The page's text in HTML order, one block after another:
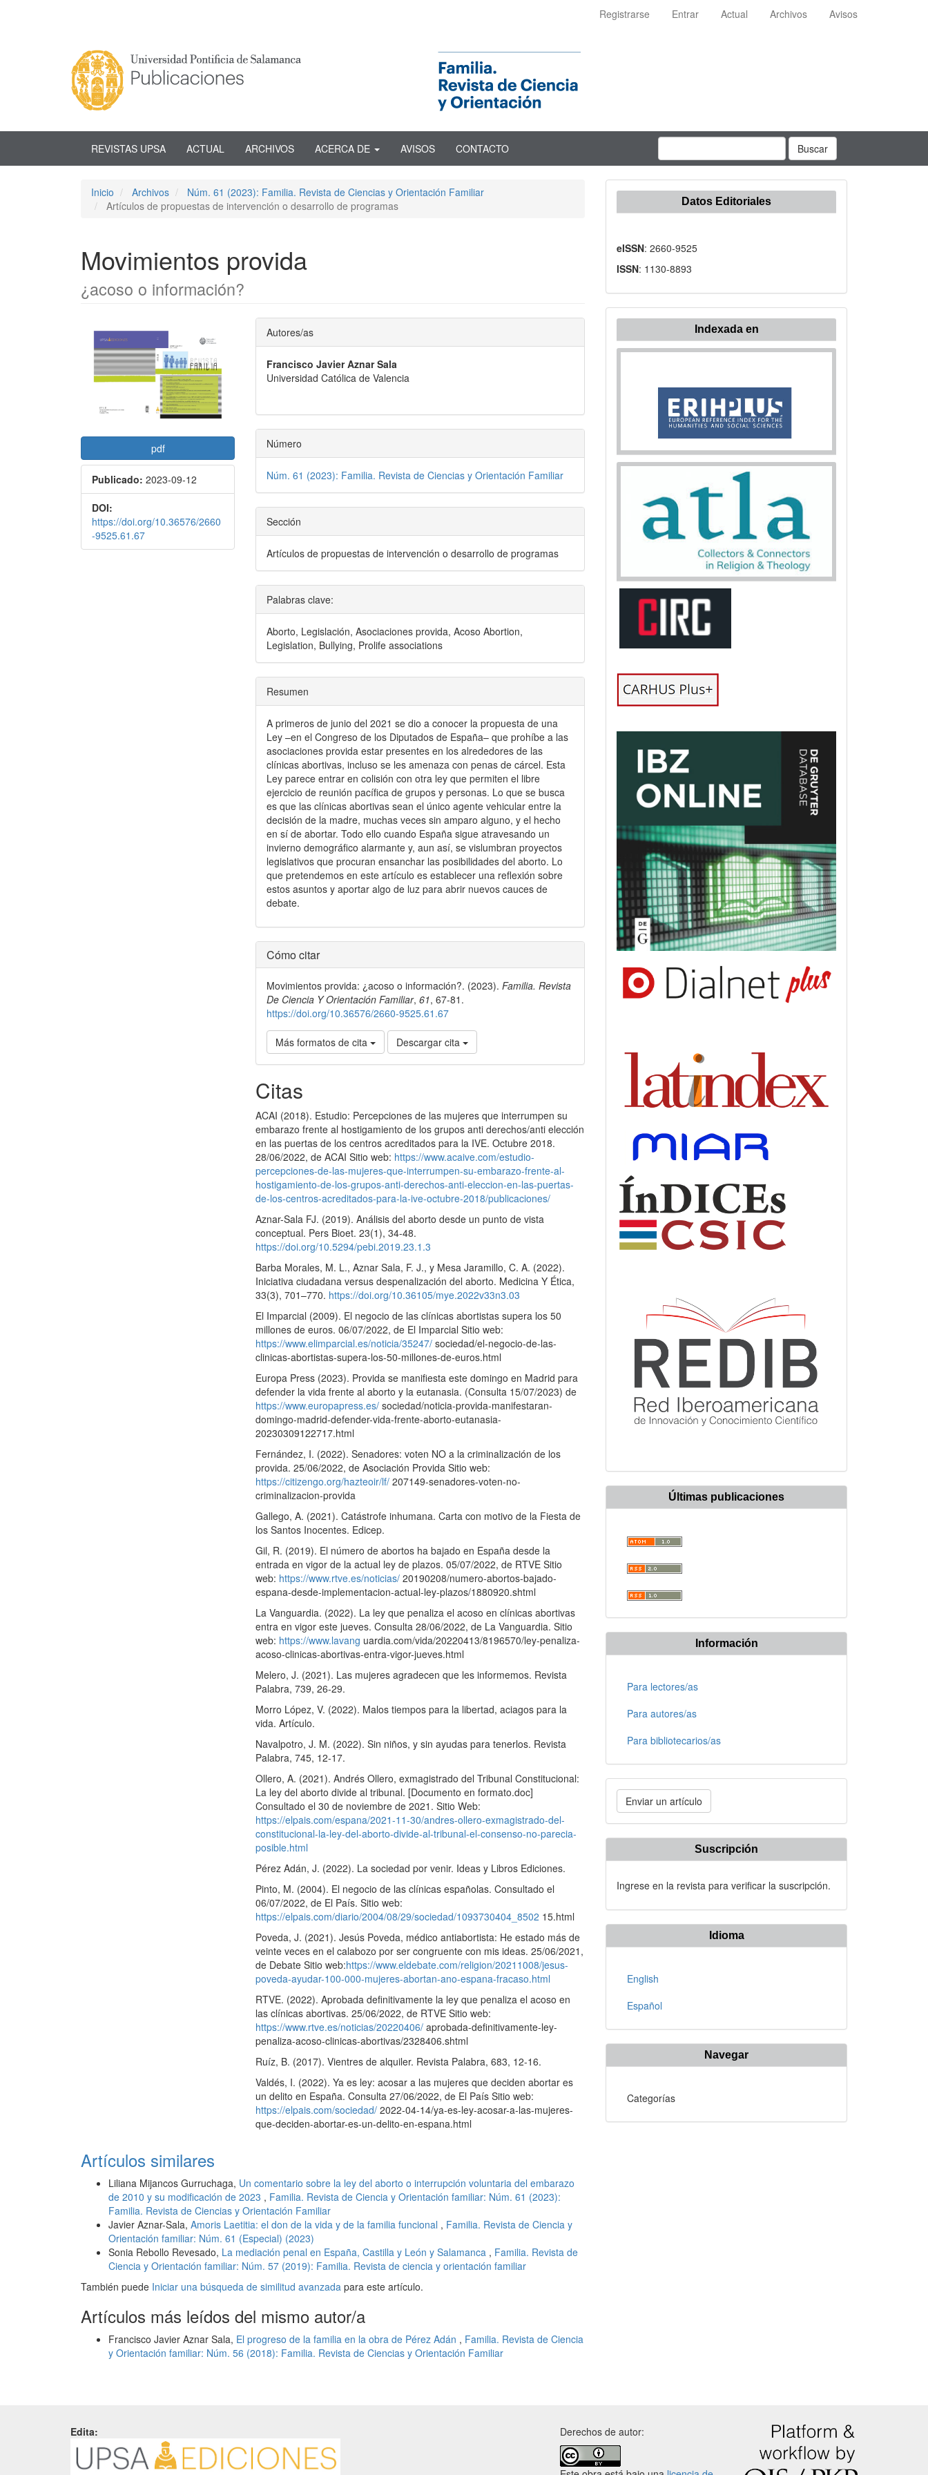
Registrarse Entrar Actual Archivos Avisos
REVISTAS UPSA ACTUAL ARCHIVOS ACERCA DE AVISOS CONTACTO Buscar
Inicio Archivos
Núm. 61 (2023): Familia. Revista de Ciencias y Orientación Familiar
Artículos de propuestas de intervención o desarrollo de programas
Movimientos provida
¿acoso o información?
Barra
lateral
del
pdf
Publicado: 2023-09-12
DOI:
https://doi.org/10.36576/2660
-9525.61.67
Contenido
principal
del
Autores/as
Francisco Javier Aznar Sala
Universidad Católica de Valencia
Número
Núm. 61 (2023): Familia. Revista de Ciencias y Orientación Familiar
Sección
Artículos de propuestas de intervención o desarrollo de programas
Palabras clave:
Aborto, Legislación, Asociaciones provida, Acoso Abortion,
Legislation, Bullying, Prolife associations
Resumen
A primeros de junio del 2021 se dio a conocer la propuesta de una
Ley –en el Congreso de los Diputados de España– que prohíbe a las
asociaciones provida estar presentes en los alrededores de las
clínicas abortivas, incluso se les amenaza con penas de cárcel. Esta
Ley parece entrar en colisión con otra ley que permiten el libre
ejercicio de reunión pacífica de grupos y personas. Lo que se busca
es que las clínicas abortivas sean el único agente vehicular entre la
decisión de la madre, muchas veces sin amparo alguno, y el hecho
en sí de abortar. Todo ello cuando España sigue atravesando un
invierno demográfico alarmante y, aun así, se vislumbran proyectos
legislativos que procuran ensanchar las posibilidades del aborto. Lo
que pretendemos en este artículo es establecer una reflexión sobre
estos asuntos y aportar algo de luz para abrir nuevos cauces de
debate.
Detalles
del
artículo
Cómo citar
Movimientos provida: ¿acoso o información?. (2023).Familia. Revista
De Ciencia Y Orientación Familiar,61, 67-81.
https://doi.org/10.36576/2660-9525.61.67
Más formatos de cita Descargar cita
Citas
ACAI (2018). Estudio: Percepciones de las mujeres que interrumpen su
embarazo frente al hostigamiento de los grupos anti derechos/anti elección
en las puertas de los centros acreditados para la IVE. Octubre 2018.
28/06/2022, de ACAI Sitio web: https://www.acaive.com/estudio-
percepciones-de-las-mujeres-que-interrumpen-su-embarazo-frente-al-
hostigamiento-de-los-grupos-anti-derechos-anti-eleccion-en-las-puertas-
de-los-centros-acreditados-para-la-ive-octubre-2018/publicaciones/
Aznar-Sala FJ. (2019). Análisis del aborto desde un punto de vista
conceptual. Pers Bioet. 23(1), 34-48.
https://doi.org/10.5294/pebi.2019.23.1.3
Barba Morales, M. L., Aznar Sala, F. J., y Mesa Jaramillo, C. A. (2022).
Iniciativa ciudadana versus despenalización del aborto. Medicina Y Ética,
33(3), 701–770. https://doi.org/10.36105/mye.2022v33n3.03
El Imparcial (2009). El negocio de las clínicas abortistas supera los 50
millones de euros. 06/07/2022, de El Imparcial Sitio web:
https://www.elimparcial.es/noticia/35247/ sociedad/el-negocio-de-las-
clinicas-abortistas-supera-los-50-millones-de-euros.html
Europa Press (2023). Provida se manifiesta este domingo en Madrid para
defender la vida frente al aborto y la eutanasia. (Consulta 15/07/2023) de
https://www.europapress.es/ sociedad/noticia-provida-manifestaran-
domingo-madrid-defender-vida-frente-aborto-eutanasia-
20230309122717.html
Fernández, I. (2022). Senadores: voten NO a la criminalización de los
provida. 25/06/2022, de Asociación Provida Sitio web:
https://citizengo.org/hazteoir/lf/ 207149-senadores-voten-no-
criminalizacion-provida
Gallego, A. (2021). Catástrofe inhumana. Carta con motivo de la Fiesta de
los Santos Inocentes. Edicep.
Gil, R. (2019). El número de abortos ha bajado en España desde la
entrada en vigor de la actual ley de plazos. 05/07/2022, de RTVE Sitio
web: https://www.rtve.es/noticias/ 20190208/numero-abortos-bajado-
espana-desde-implementacion-actual-ley-plazos/1880920.shtml
La Vanguardia. (2022). La ley que penaliza el acoso en clínicas abortivas
entra en vigor este jueves. Consulta 28/06/2022, de La Vanguardia. Sitio
web: https://www.lavang uardia.com/vida/20220413/8196570/ley-penaliza-
acoso-clinicas-abortivas-entra-vigor-jueves.html
Melero, J. (2021). Las mujeres agradecen que les informemos. Revista
Palabra, 739, 26-29.
Morro López, V. (2022). Malos tiempos para la libertad, aciagos para la
vida. Artículo.
Navalpotro, J. M. (2022). Sin niños, y sin ayudas para tenerlos. Revista
Palabra, 745, 12-17.
Ollero, A. (2021). Andrés Ollero, exmagistrado del Tribunal Constitucional:
La ley del aborto divide al tribunal. [Documento en formato.doc]
Consultado el 30 de noviembre de 2021. Sitio Web:
https://elpais.com/espana/2021-11-30/andres-ollero-exmagistrado-del-
constitucional-la-ley-del-aborto-divide-al-tribunal-el-consenso-no-parecia-
posible.html
Pérez Adán, J. (2022). La sociedad por venir. Ideas y Libros Ediciones.
Pinto, M. (2004). El negocio de las clínicas españolas. Consultado el
06/07/2022, de El País. Sitio web:
https://elpais.com/diario/2004/08/29/sociedad/1093730404_8502 15.html
Poveda, J. (2021). Jesús Poveda, médico antiabortista: He estado más de
veinte veces en el calabozo por ser congruente con mis ideas. 25/06/2021,
de Debate Sitio web:https://www.eldebate.com/religion/20211008/jesus-
poveda-ayudar-100-000-mujeres-abortan-ano-espana-fracaso.html
RTVE. (2022). Aprobada definitivamente la ley que penaliza el acoso en
las clínicas abortivas. 25/06/2022, de RTVE Sitio web:
https://www.rtve.es/noticias/20220406/ aprobada-definitivamente-ley-
penaliza-acoso-clinicas-abortivas/2328406.shtml
Ruíz, B. (2017). Vientres de alquiler. Revista Palabra, 683, 12-16.
Valdés, I. (2022). Ya es ley: acosar a las mujeres que deciden abortar es
un delito en España. Consulta 27/06/2022, de El País Sitio web:
https://elpais.com/sociedad/ 2022-04-14/ya-es-ley-acosar-a-las-mujeres-
que-deciden-abortar-es-un-delito-en-espana.html
Artículos similares
Liliana Mijancos Gurruchaga, Un comentario sobre la ley del aborto o interrupción voluntaria del embarazo
de 2010 y su modificación de 2023 , Familia. Revista de Ciencia y Orientación familiar: Núm. 61 (2023):
Familia. Revista de Ciencias y Orientación Familiar
Javier Aznar-Sala, Amoris Laetitia: el don de la vida y de la familia funcional , Familia. Revista de Ciencia y
Orientación familiar: Núm. 61 (Especial) (2023)
Sonia Rebollo Revesado, La mediación penal en España, Castilla y León y Salamanca , Familia. Revista de
Ciencia y Orientación familiar: Núm. 57 (2019): Familia. Revista de ciencia y orientación familiar
También puede Iniciar una búsqueda de similitud avanzada para este artículo.
Artículos más leídos del mismo autor/a
Francisco Javier Aznar Sala, El progreso de la familia en la obra de Pérez Adán , Familia. Revista de Ciencia
y Orientación familiar: Núm. 56 (2018): Familia. Revista de Ciencias y Orientación Familiar
Datos Editoriales
eISSN: 2660-9525
ISSN: 1130-8893
Indexada en
Últimas publicaciones
Información
Para lectores/as
Para autores/as
Para bibliotecarios/as
Enviar
un
artículo
Enviar un artículo
Suscripción
Ingrese en la revista para verificar la suscripción.
Idioma
English
Español
Navegar
Categorías
Edita: Derechos de autor: